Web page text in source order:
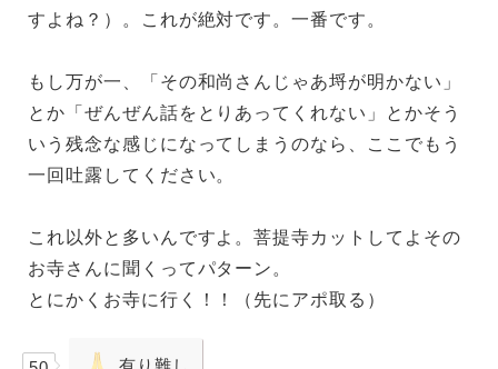
すよね？）。これが絶対です。一番です。
もし万が一、「その和尚さんじゃあ埒が明かない」
とか「ぜんぜん話をとりあってくれない」とかそう
いう残念な感じになってしまうのなら、ここでもう
一回吐露してください。
これ以外と多いんですよ。菩提寺カットしてよその
お寺さんに聞くってパターン。
とにかくお寺に行く！！（先にアポ取る）